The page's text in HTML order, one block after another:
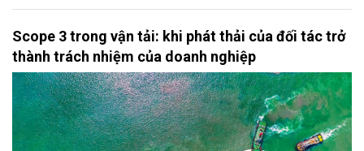
Scope 3 trong vận tải: khi phát thải của đối tác trở
thành trách nhiệm của doanh nghiệp